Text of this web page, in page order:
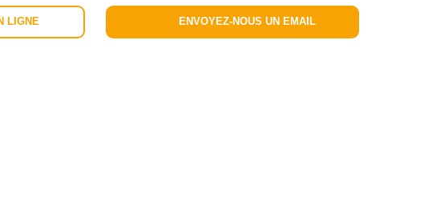
LIGNE ENVOYEZ-NOUS UN EMAIL